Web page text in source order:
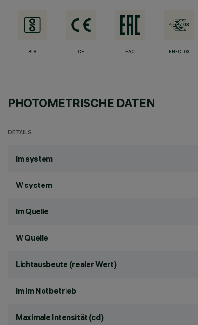
BIS CE EAC ENEC-03
PHOTOMETRISCHE DATEN
DETAILS
lm system
W system
lm Quelle
W Quelle
Lichtausbeute (realer Wert)
lm im Notbetrieb
Maximale Intensität (cd)